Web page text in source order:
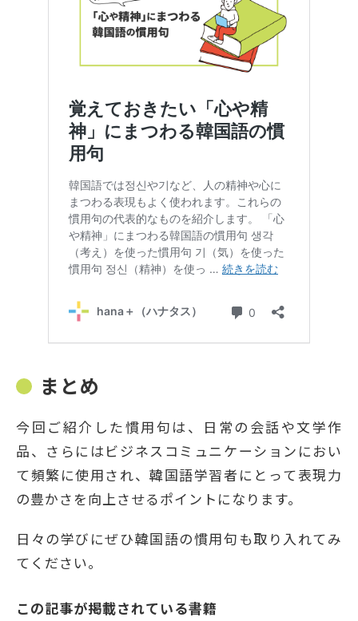
まとめ
今回ご紹介した慣用句は、日常の会話や文学作
品、さらにはビジネスコミュニケーションにおい
て頻繁に使用され、韓国語学習者にとって表現力
の豊かさを向上させるポイントになります。
日々の学びにぜひ韓国語の慣用句も取り入れてみ
てください。
この記事が掲載されている書籍